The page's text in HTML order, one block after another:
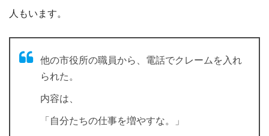
人もいます。
他の市役所の職員から、電話でクレームを入れ
られた。
内容は、
「自分たちの仕事を増やすな。」